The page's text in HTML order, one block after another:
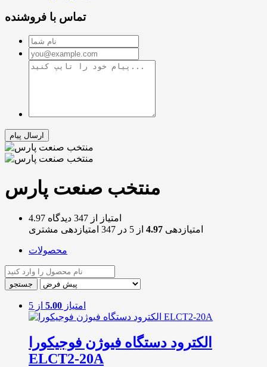
تماس با فروشنده
منتخب صنعت پارس
4.97 امتیاز از 347 دیدگاه
امتیازدهی 4.97 از 5 در 347 امتیازدهی مشتری
محصولات
امتیاز 5.00 از 5
الکترود دستگاه فیوژن فوجیکورا
ELCT2-20A